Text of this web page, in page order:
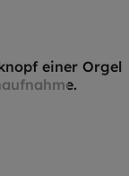
/ EOM